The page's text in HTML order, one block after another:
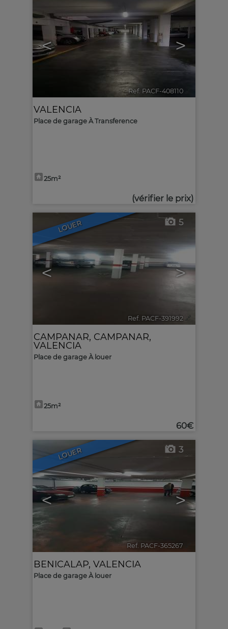
< >
Ref. PACF-408110
VALENCIA
Place de garage À Transference
25m²
(vérifier le prix)
LOUER
< >
5
Ref. PACF-391992 🔗
CAMPANAR, CAMPANAR,
VALENCIA
Place de garage À louer
25m²
60€
LOUER
< >
3
Ref. PACF-365267
BENICALAP, VALENCIA
Place de garage À louer